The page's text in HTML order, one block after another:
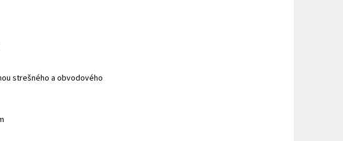
strešného a obvodového